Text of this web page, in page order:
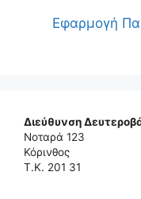
Εφαρμογή
Διεύθυνση
Νοταρά 123
Κόρινθος
Τ.Κ. 201 31